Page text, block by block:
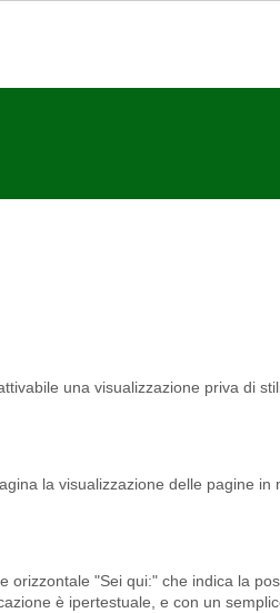
una visualizzazione priva di
la visualizzazione delle pagine in
orizzontale "Sei qui:" che indica la
è ipertestuale, e con un